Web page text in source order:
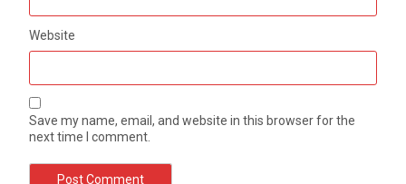
Website
Save my name, email, and website in this browser for the
next time I comment.